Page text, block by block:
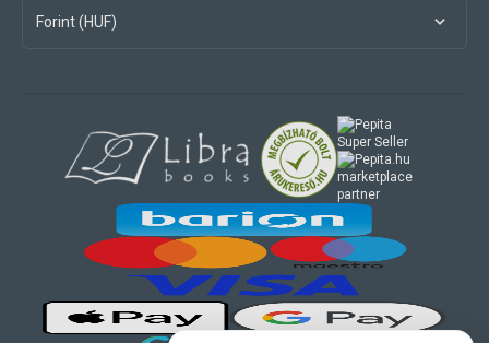
Forint (HUF)
marketplace
partner